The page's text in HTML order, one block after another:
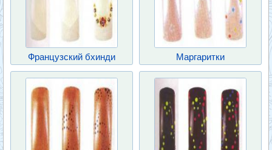
Французский бхинди Маргаритки